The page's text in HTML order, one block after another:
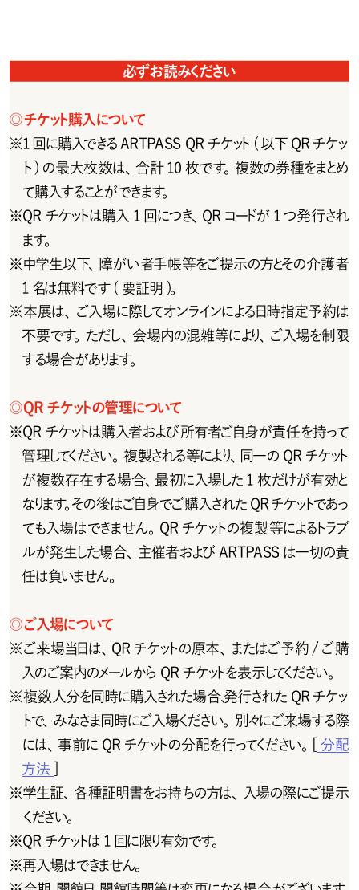
必ずお読みください
◎チ ケット購 入 について
※1 回に購入できる ARTPASS QR チケット( 以下 QR チケッ
ト)の最大枚数は、合計10枚です。複数の券種をまとめ
て購入することができます。
※QRチケットは購入1回につき、QRコードが1つ発行され
ます。
※中学生以下、障がい者手帳 等をご提示の方とその介護 者
1 名は無料です ( 要証明 )。
※本展は、ご入場に際してオンラインによる日時指定予約は
不 要です。ただし、会 場内の混 雑 等により、ご入場を制限
する場 合 があります。
◎Q R チ ケットの 管 理 について
※QRチケットは購入者および所有者ご自身が責任を持って
管 理してください 。複 製 され る 等 により、同 一 の Q R チ ケット
が 複 数存在する場 合、最初に入場した 1 枚だけが有効と
なりま す 。そ の 後 は ご 自 身 で ご 購 入 さ れ た Q R チ ケ ットで あ っ
ても入場はできません。QR チケットの複製等によるトラブ
ルが発生した場合、主催者およびARTPASSは一切の責
任は負いません。
◎ご入場について
※ご 来 場 当日は 、Q R チ ケットの 原 本 、またはご 予 約 / ご 購
入 のご 案 内 のメール から Q R チ ケットを 表 示してください 。
※複数人分を同時に購入された場合、発行された QR チケッ
トで、みなさま同時にご入場ください。別々にご来場する際
には 、事 前 に Q R チ ケットの 分 配 を 行 ってください 。[
分配
方法 ]
※学生証、各種証明書をお持ちの方は、入場の際にご提示
ください。
※Q R チ ケットは 1 回 に 限り有 効 で す。
※再入場はできません。